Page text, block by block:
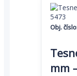
Obj.
mm
produkt
má
viacero